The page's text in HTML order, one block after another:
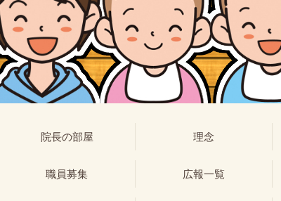
院長の部屋 理念
職員募集 広報一覧